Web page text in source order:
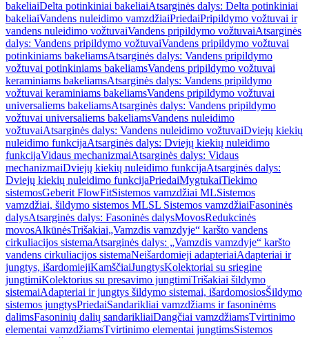
bakeliaiDelta potinkiniai bakeliaiAtsarginės dalys: Delta potinkiniai
bakeliaiVandens nuleidimo vamzdžiaiPriedaiPripildymo vožtuvai ir
vandens nuleidimo vožtuvaiVandens pripildymo vožtuvaiAtsarginės
dalys: Vandens pripildymo vožtuvaiVandens pripildymo vožtuvai
potinkiniams bakeliamsAtsarginės dalys: Vandens pripildymo
vožtuvai potinkiniams bakeliamsVandens pripildymo vožtuvai
keraminiams bakeliamsAtsarginės dalys: Vandens pripildymo
vožtuvai keraminiams bakeliamsVandens pripildymo vožtuvai
universaliems bakeliamsAtsarginės dalys: Vandens pripildymo
vožtuvai universaliems bakeliamsVandens nuleidimo
vožtuvaiAtsarginės dalys: Vandens nuleidimo vožtuvaiDviejų kiekių
nuleidimo funkcijaAtsarginės dalys: Dviejų kiekių nuleidimo
funkcijaVidaus mechanizmaiAtsarginės dalys: Vidaus
mechanizmaiDviejų kiekių nuleidimo funkcijaAtsarginės dalys:
Dviejų kiekių nuleidimo funkcijaPriedaiMygtukaiTiekimo
sistemosGeberit FlowFitSistemos vamzdžiai MLSistemos
vamzdžiai, šildymo sistemos MLSL Sistemos vamzdžiaiFasoninės
dalysAtsarginės dalys: Fasoninės dalysMovosRedukcinės
movosAlkūnėsTrišakiai„Vamzdis vamzdyje“ karšto vandens
cirkuliacijos sistemaAtsarginės dalys: „Vamzdis vamzdyje“ karšto
vandens cirkuliacijos sistemaNeišardomieji adapteriaiAdapteriai ir
jungtys, išardomiejiKamščiaiJungtysKolektoriai su sriegine
jungtimiKolektorius su presavimo jungtimiTrišakiai šildymo
sistemaiAdapteriai ir jungtys šildymo sistemai, išardomosiosŠildymo
sistemos jungtysPriedaiSandarikliai vamzdžiams ir fasoninėms
dalimsFasoninių dalių sandarikliaiDangčiai vamzdžiamsTvirtinimo
elementai vamzdžiamsTvirtinimo elementai jungtimsSistemos